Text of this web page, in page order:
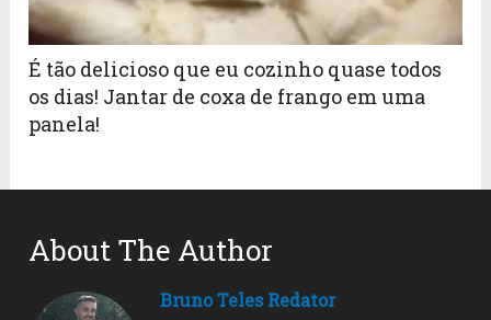
É tão delicioso que eu cozinho quase todos
os dias! Jantar de coxa de frango em uma
panela!
About The Author
Bruno Teles Redator